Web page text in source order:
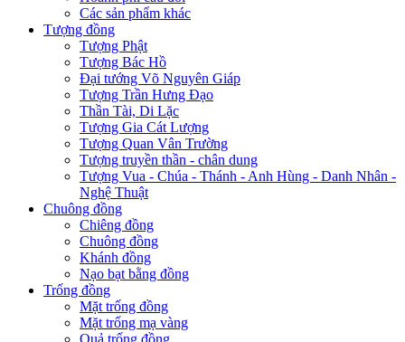
Các sản phẩm khác
Tượng đồng
Tượng Phật
Tượng Bác Hồ
Đại tướng Võ Nguyên Giáp
Tượng Trần Hưng Đạo
Thần Tài, Di Lặc
Tượng Gia Cát Lượng
Tượng Quan Vân Trường
Tượng truyền thần - chân dung
Tượng Vua - Chúa - Thánh - Anh Hùng - Danh Nhân -
Nghệ Thuật
Chuông đồng
Chiêng đồng
Chuông đồng
Khánh đồng
Nạo bạt bằng đồng
Trống đồng
Mặt trống đồng
Mặt trống mạ vàng
Quả trống đồng